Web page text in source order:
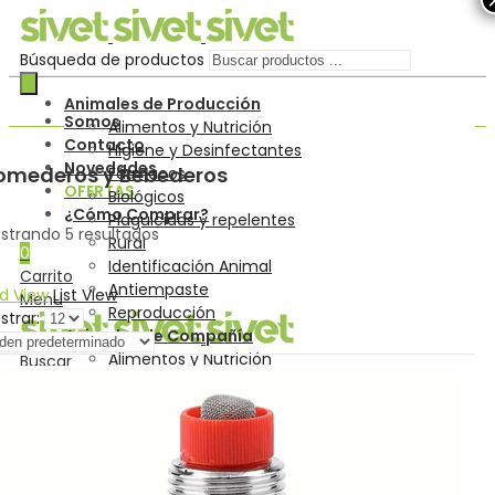
Búsqueda de productos
Somos
Contacto
Novedades
OFERTAS
¿Cómo Comprar?
0
Carrito
Menu
Buscar
Animales de Producción
Alimentos y Nutrición
Higiene y Desinfectantes
Fármacos
Biológicos
Plaguicidas y repelentes
Rural
Identificación Animal
Antiempaste
Reproducción
Animales de Compañía
Alimentos y Nutrición
Biológicos
Plaguicidas y repelentes
Insumos Generales
y Bebederos
5 resultados
View List View